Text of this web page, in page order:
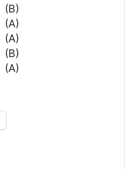
(B)
(A)
(A)
(B)
(A)